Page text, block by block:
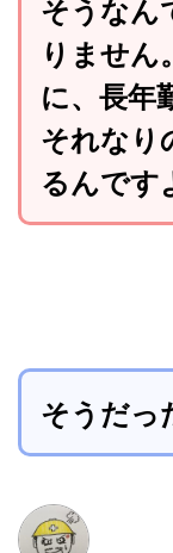
そうなん
りません
に、長年
それなり
るんです
そうだっ